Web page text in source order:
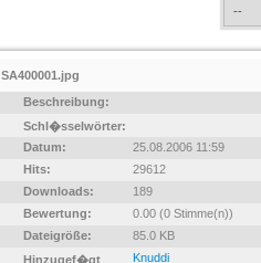
SA400001.jpg
Beschreibung:
Schl�sselwörter:
Datum:
25.08.2006 11:59
Hits:
29612
Downloads:
189
Bewertung:
0.00 (0 Stimme(n))
Dateigröße:
85.0 KB
Hinzugef�gt
Knuddi